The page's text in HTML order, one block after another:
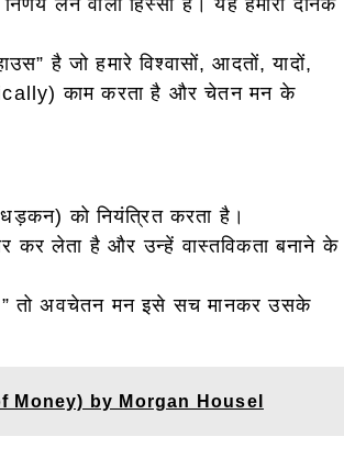
लेने वाला हिस्सा है। यह हमारी दैनिक
है जो हमारे विश्वासों, आदतों, यादों,
काम करता है और चेतन मन के
को नियंत्रित करता है।
कर लेता है और उन्हें वास्तविकता बनाने के
तो अवचेतन मन इसे सच मानकर उसके
Money) by Morgan Housel